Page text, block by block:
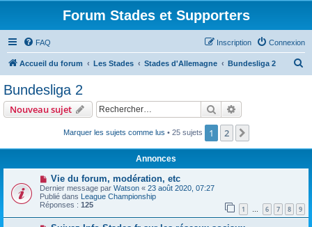
Forum Stades et Supporters
FAQ Connexion
Inscription
Accueil du forum Les Stades Stades d'Allemagne Bundesliga 2
r
Bundesliga 2
Nouveau sujet Rechercher
Marquer les sujets comme lus • 25 sujets 1 2
Annonces
Vie du forum, modération, etc
Dernier message par Watson « 23 août 2020, 07:27
Publié dans League Championship
Réponses : 125 1 … 6 7 8 9